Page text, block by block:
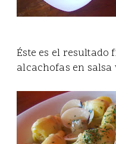
Éste es el resultado
alcachofas en salsa